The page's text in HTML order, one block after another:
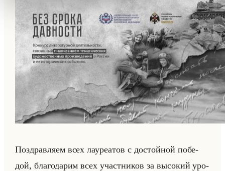
По­здрав­ля­ем всех ла­уре­атов с до­стойной по­бе­
дой, бла­го­да­рим всех участ­ни­ков за вы­со­кий уро­